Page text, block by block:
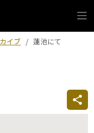
イブ 蓮池にて